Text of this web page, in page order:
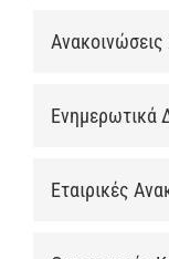
Ενημερωτικά
Εταιρικές